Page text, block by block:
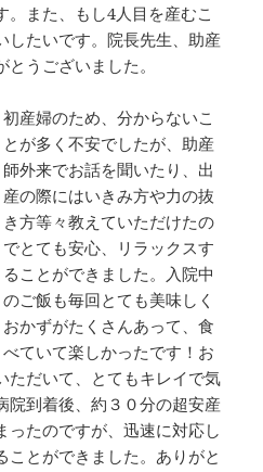
。また、もし4人目を産むこ
したいです。院長先生、助産
うございました。
初産婦のため、分からないこ
とが多く不安でしたが、助産
師外来でお話を聞いたり、出
産の際にはいきみ方や力の抜
き方等々教えていただけたの
でとても安心、リラックスす
ることができました。入院中
のご飯も毎回とても美味しく
おかずがたくさんあって、食
べていて楽しかったです！お
ただいて、とてもキレイで気
院到着後、約３０分の超安産
ったのですが、迅速に対応し
ことができました。ありがと